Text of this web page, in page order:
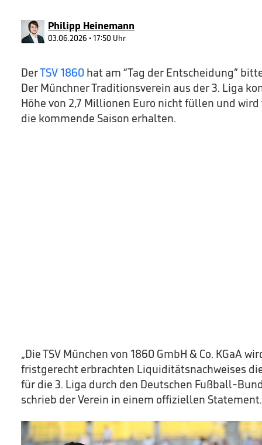
90%
Philipp Heinemann
03.06.2026 • 17:50 Uhr
DerTSV 1860 hat am “Tag der Entscheidung”
Der Münchner Traditionsverein aus der 3. Liga
Höhe von 2,7 Millionen Euro nicht füllen und
die kommende Saison erhalten.
„Die TSV München von 1860 GmbH & Co. KGaA
fristgerecht erbrachten Liquiditätsnachweises
für die 3. Liga durch den Deutschen Fußball-
schrieb der Verein in einem offiziellen Statement.